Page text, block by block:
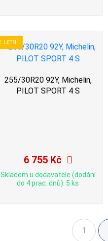
LETNÍ
255/30R20 92Y, Michelin,
PILOT SPORT 4 S
6 755 Kč
Skladem u dodavatele (dodání
do 4 prac. dnů): 5 ks
1